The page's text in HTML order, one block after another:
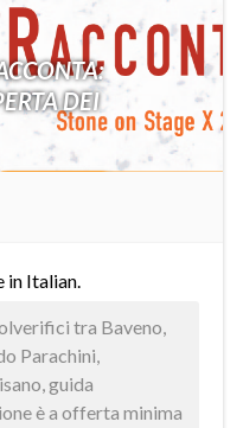
DEI
in Italian.
tra Baveno,
Parachini,
guida
è a offerta minima